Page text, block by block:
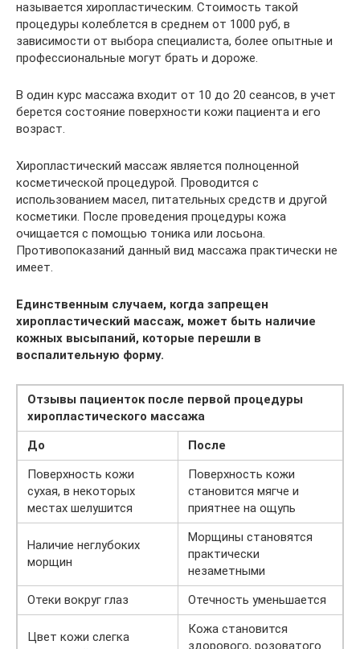
называется хиропластическим. Стоимость такой
процедуры колеблется в среднем от 1000 руб, в
зависимости от выбора специалиста, более опытные и
профессиональные могут брать и дороже.
В один курс массажа входит от 10 до 20 сеансов, в учет
берется состояние поверхности кожи пациента и его
возраст.
Хиропластический массаж является полноценной
косметической процедурой. Проводится с
использованием масел, питательных средств и другой
косметики. После проведения процедуры кожа
очищается с помощью тоника или лосьона.
Противопоказаний данный вид массажа практически не
имеет.
Единственным случаем, когда запрещен
хиропластический массаж, может быть наличие
кожных высыпаний, которые перешли в
воспалительную форму.
Отзывы пациенток после первой процедуры
хиропластического массажа
До
После
Поверхность кожи
сухая, в некоторых
местах шелушится
Поверхность кожи
становится мягче и
приятнее на ощупь
Наличие неглубоких
морщин
Морщины становятся
практически
незаметными
Отеки вокруг глаз
Отечность уменьшается
Цвет кожи слегка
Кожа становится
здорового, розоватого